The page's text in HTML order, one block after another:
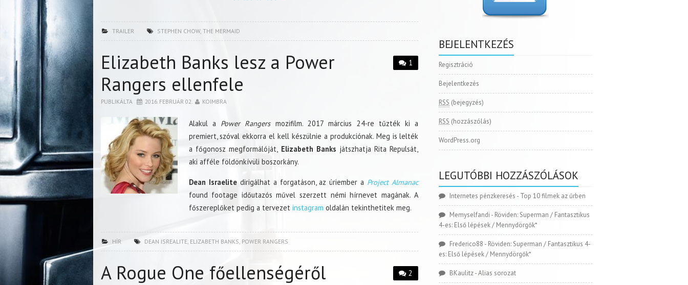
TRAILER STEPHEN CHOW, THE MERMAID
1
Elizabeth Banks lesz a Power
Rangers ellenfele
PUBLIKÁLTA 2016. FEBRUÁR 02. KOIMBRA
Alakul a Power Rangersmozifilm. 2017 március 24-re tűzték ki a
premiert, szóval ekkorra el kell készülnie a produkciónak. Meg is lelték
a főgonosz megformálóját,Elizabeth Banks játszhatja Rita Repulsát,
aki afféle földönkívüli boszorkány.
Dean Israelitedirigálhat a forgatáson, az úriember a Project Almanac
found footage időutazós művel szerzett némi hírnevet magának. A
főszereplőket pedig a tervezetinstagram oldalán tekinthetitek meg.
HÍR DEAN ISREALITE, ELIZABETH BANKS, POWER RANGERS
2
A Rogue One főellenségéről
BEJELENTKEZÉS
Regisztráció
Bejelentkezés
RSS (bejegyzés)
RSS (hozzászólás)
WordPress.org
LEGUTÓBBI HOZZÁSZÓLÁSOK
Internetes pénzkeresés - Top 10 filmek az űrben
Memyselfandi - Röviden: Superman / Fantasztikus
4-es: Első lépések / Mennydörgők*
Frederico88 - Röviden: Superman / Fantasztikus 4-
es: Első lépések / Mennydörgők*
BKaulitz-Alias sorozat